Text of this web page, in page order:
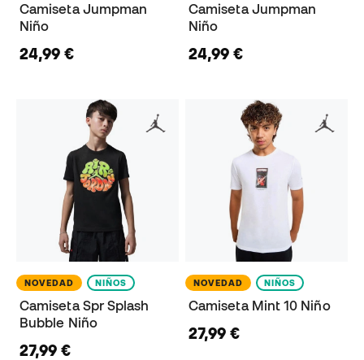
Camiseta Jumpman
Niño
24,99 €
Camiseta Jumpman
Niño
24,99 €
NOVEDAD NIÑOS
Camiseta Spr Splash
Bubble Niño
27,99 €
NOVEDAD NIÑOS
Camiseta Mint 10 Niño
27,99 €